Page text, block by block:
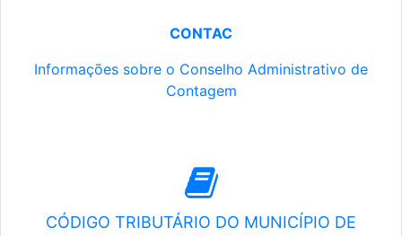
CONTAC
Informações sobre o Conselho Administrativo de
Contagem
CÓDIGO TRIBUTÁRIO DO MUNICÍPIO DE